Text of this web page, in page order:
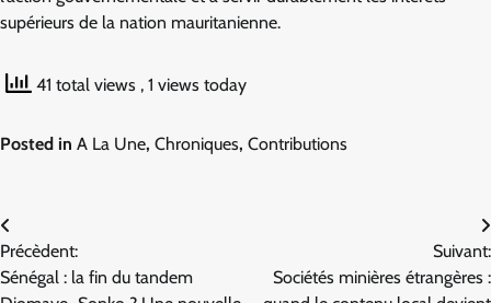
supérieurs de la nation mauritanienne.
41 total views , 1 views today
Posted in A La Une, Chroniques, Contributions
Navigation
de
Précèdent:
Sénégal : la fin du tandem
Suivant:
Sociétés minières étrangères :